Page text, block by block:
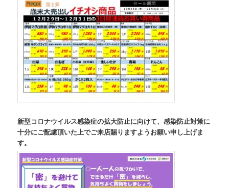
新型コロナウイルス感染症の拡大防止に向けて、感染防止対策に
十分にご配慮頂いた上でご来店賜りますようお願い申し上げま
す。